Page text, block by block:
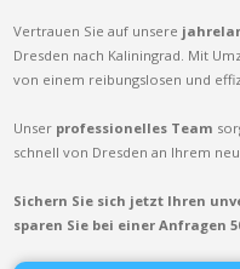
Vertrauen Sie auf unsere
Dresden nach Kaliningrad. Mit
von einem reibungslosen und
Unser professionelles Team
schnell von Dresden an Ihrem
Sichern Sie sich jetzt Ihren
sparen Sie bei einer Anfragen